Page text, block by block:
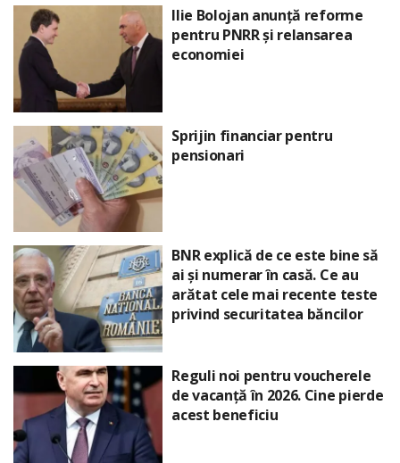
Ilie Bolojan anunță reforme
pentru PNRR și relansarea
economiei
Sprijin financiar pentru
pensionari
BNR explică de ce este bine să
ai și numerar în casă. Ce au
arătat cele mai recente teste
privind securitatea băncilor
Reguli noi pentru voucherele
de vacanță în 2026. Cine pierde
acest beneficiu